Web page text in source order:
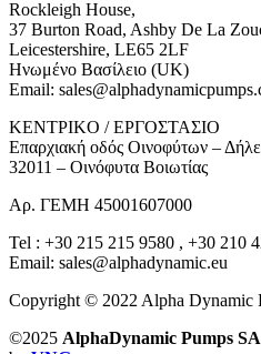
Rockleigh House,
37 Burton Road, Ashby De La
Leicestershire, LE65 2LF
Ηνωμένο Βασίλειο (UK)
Email:
KENTΡIKO / ΕΡΓΟΣΤΑΣΙΟ
Επαρχιακή οδός Οινοφύτων –
32011 – Οινόφυτα Βοιωτίας
Αρ. ΓΕΜΗ 45001607000
Tel : +30 215 215 9580 , +30 210
Email: sales@alphadynamic.eu
Copyright © 2022 Alpha Dynamic
©2025 AlphaDynamic Pumps